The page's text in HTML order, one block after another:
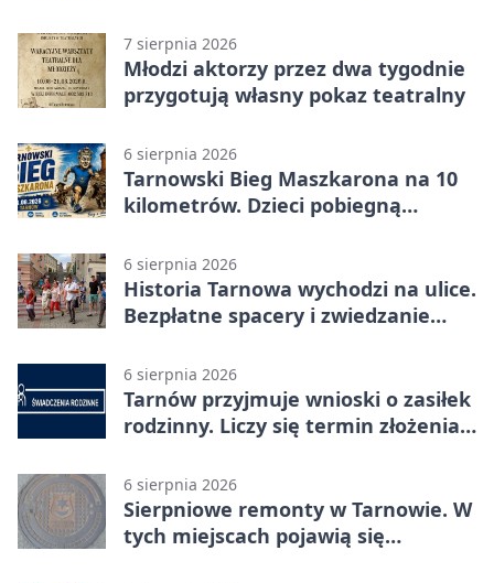
7 sierpnia 2026
Młodzi aktorzy przez dwa tygodnie
przygotują własny pokaz teatralny
6 sierpnia 2026
Tarnowski Bieg Maszkarona na 10
kilometrów. Dzieci pobiegną
6 sierpnia 2026
Historia Tarnowa wychodzi na ulice.
Bezpłatne spacery i zwiedzanie
6 sierpnia 2026
Tarnów przyjmuje wnioski o zasiłek
rodzinny. Liczy się termin złożenia
6 sierpnia 2026
Sierpniowe remonty w Tarnowie. W
tych miejscach pojawią się